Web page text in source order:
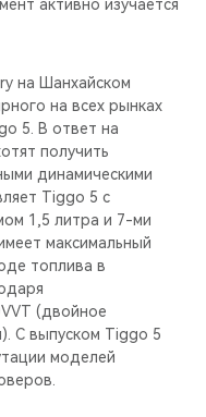
активно изучается
на Шанхайском
на всех рынках
5. В ответ на
получить
динамическими
Tiggo 5 с
1,5 литра и 7-ми
максимальный
топлива в
(двойное
С выпуском Tiggo 5
моделей